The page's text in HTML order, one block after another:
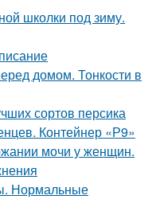
школки под зиму.
домом. Тонкости в
сортов персика
Контейнер «Р9»
мочи у женщин.
Нормальные